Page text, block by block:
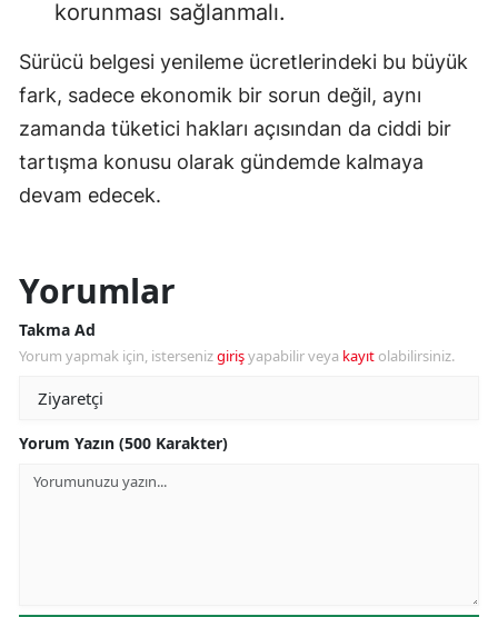
korunması sağlanmalı.
Sürücü belgesi yenileme ücretlerindeki bu büyük
fark, sadece ekonomik bir sorun değil, aynı
zamanda tüketici hakları açısından da ciddi bir
tartışma konusu olarak gündemde kalmaya
devam edecek.
Yorumlar
Takma Ad
Yorum yapmak için, istersenizgirişyapabilir veya kayıt olabilirsiniz.
Yorum Yazın (500 Karakter)